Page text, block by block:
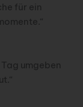
für ein
umgeben